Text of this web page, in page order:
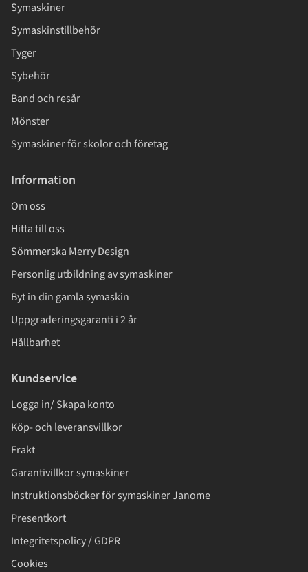
Symaskiner
Symaskinstillbehör
Tyger
Sybehör
Band och resår
Mönster
Symaskiner för skolor och företag
Information
Om oss
Hitta till oss
Sömmerska Merry Design
Personlig utbildning av symaskiner
Byt in din gamla symaskin
Uppgraderingsgaranti i 2 år
Hållbarhet
Kundservice
Logga in/ Skapa konto
Köp- och leveransvillkor
Frakt
Garantivillkor symaskiner
Instruktionsböcker för symaskiner Janome
Presentkort
Integritetspolicy / GDPR
Cookies